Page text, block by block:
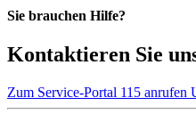
Sie brauchen Hilfe?
Kontaktieren Sie
Zum Service-Portal 115 anrufen